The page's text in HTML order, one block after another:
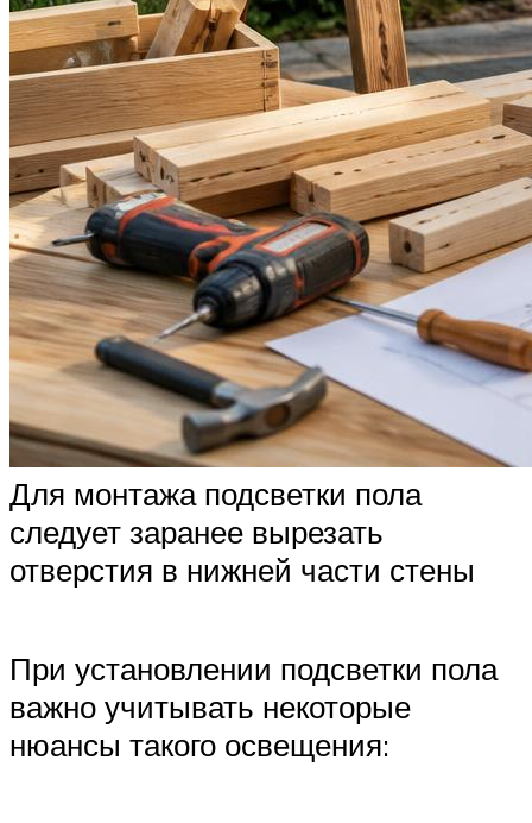
Для монтажа подсветки пола
следует заранее вырезать
отверстия в нижней части стены
При установлении подсветки пола
важно учитывать некоторые
нюансы такого освещения: